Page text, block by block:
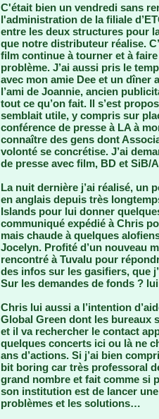
C'était bien un vendredi sans
l'administration de la filiale
entre les deux structures pour
que notre distributeur réalise.
film continue à tourner et à
problème. J’ai aussi pris le
avec mon amie Dee et un dîner
l’ami de Joannie, ancien
tout ce qu’on fait. Il s’est
semblait utile, y compris sur
conférence de presse à LA à
connaître des gens dont
volonté se concrétise. J’ai
de presse avec film, BD et SiB/
La nuit dernière j’ai réalisé, un
en anglais depuis très
Islands pour lui donner
communiqué expédié à Chris
mais chaude à quelques
Jocelyn. Profité d’un nouveau
rencontré à Tuvalu pour
des infos sur les gasifiers, que
Sur les demandes de fonds ?
Chris lui aussi a l’intention
Global Green dont les bureaux
et il va rechercher le contact
quelques concerts ici ou là ne
ans d’actions. Si j’ai bien
bit boring car très professoral
grand nombre et fait comme si
son institution est de lancer
problèmes et les solutions…